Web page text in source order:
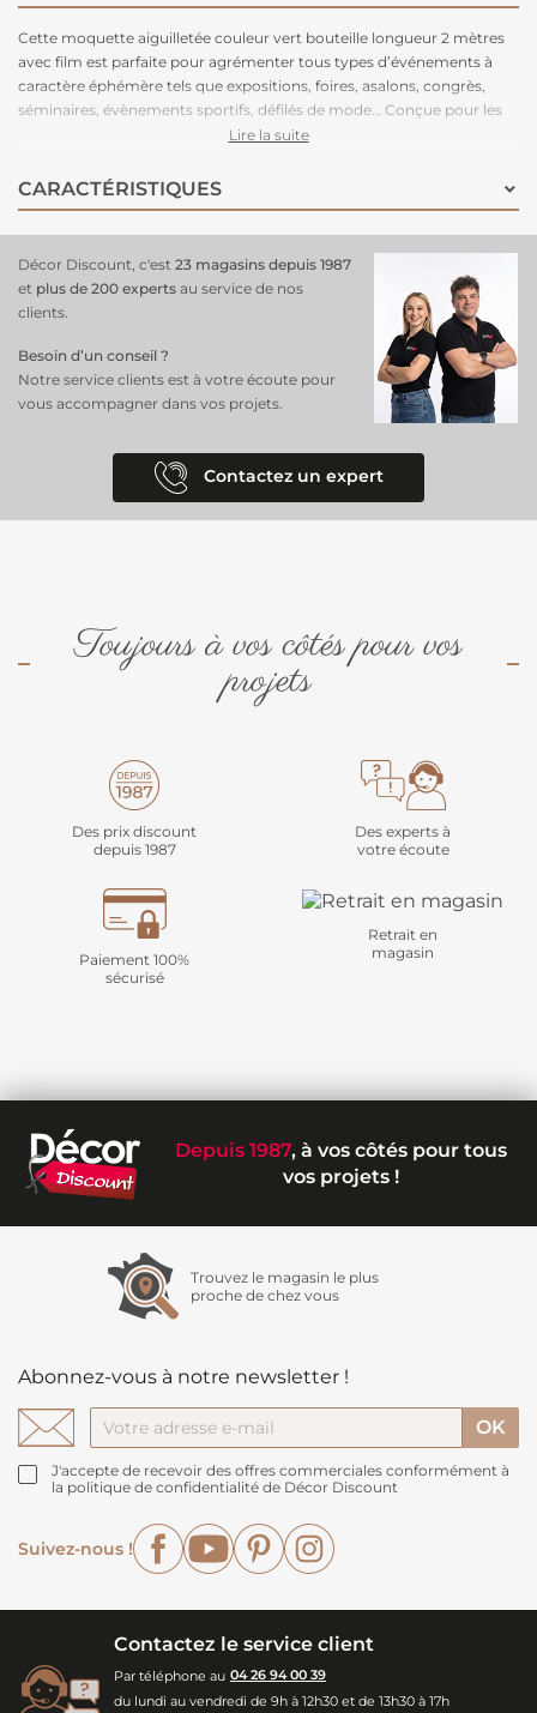
Cette moquette aiguilletée couleur vert bouteille longueur 2 mètres
avec film est parfaite pour agrémenter tous types d’événements à
caractère éphémère tels que expositions, foires, asalons, congrès,
séminaires, évènements sportifs, défilés de mode… Conçue pour les
grands volumes de pose, cette moquette est légère à manipuler,
face. Très stable, cette moquette peut être posée en bord à bord ou
en superposé. Parce que le respect de l’environnement est la priorité
moquette 100% recyclable, permettant un recyclage total après
Lire la suite
CARACTÉRISTIQUES
Décor Discount, c'est 23 magasins depuis 1987
et plus de 200 experts au service de nos
clients.
Besoin d’un conseil ?
Notre service clients est à votre écoute pour
vous accompagner dans vos projets.
Contactez un expert
Toujours à vos côtés pour vos
projets
Des prix discount
depuis 1987
Des experts à
votre écoute
Paiement 100%
sécurisé
Retrait en
magasin
Depuis 1987, à vos côtés pour tous
vos projets !
Trouvez le magasin le plus
proche de chez vous
Abonnez-vous à notre newsletter !
J'accepte de recevoir des offres commerciales conformément à
la politique de confidentialité de Décor Discount
Suivez-nous !
FacebookYouTubePinterest
Contactez le service client
Par téléphone au 04 26 94 00 39
du lundi au vendredi de 9h à 12h30 et de 13h30 à 17h